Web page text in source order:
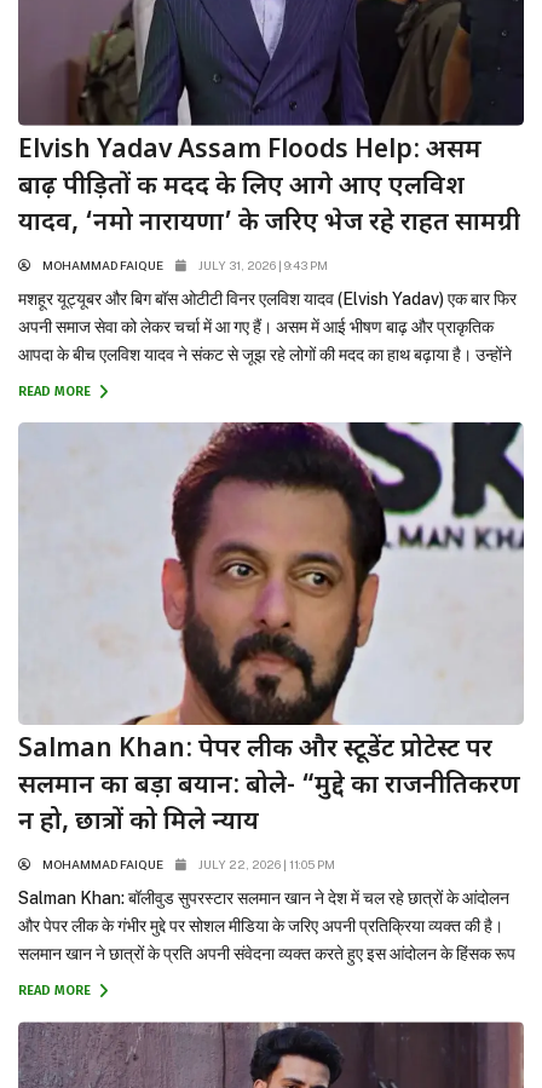
Elvish Yadav Assam Floods Help: असम
बाढ़ पीड़ितों की मदद के लिए आगे आए एलविश
यादव, ‘नमो नारायणा’ के जरिए भेज रहे राहत सामग्री
MOHAMMAD FAIQUE JULY 31, 2026 | 9:43 PM
मशहूर यूट्यूबर और बिग बॉस ओटीटी विनर एलविश यादव (Elvish Yadav) एक बार फिर
अपनी समाज सेवा को लेकर चर्चा में आ गए हैं। असम में आई भीषण बाढ़ और प्राकृतिक
आपदा के बीच एलविश यादव ने संकट से जूझ रहे लोगों की मदद का हाथ बढ़ाया है। उन्होंने
अपने आधिकारिक सोशल मीडिया हैंडल के...
READ MORE
Salman Khan: पेपर लीक और स्टूडेंट प्रोटेस्ट पर
सलमान का बड़ा बयान: बोले- “मुद्दे का राजनीतिकरण
न हो, छात्रों को मिले न्याय
MOHAMMAD FAIQUE JULY 22, 2026 | 11:05 PM
Salman Khan: बॉलीवुड सुपरस्टार सलमान खान ने देश में चल रहे छात्रों के आंदोलन
और पेपर लीक के गंभीर मुद्दे पर सोशल मीडिया के जरिए अपनी प्रतिक्रिया व्यक्त की है।
सलमान खान ने छात्रों के प्रति अपनी संवेदना व्यक्त करते हुए इस आंदोलन के हिंसक रूप
लेने पर दुख जताया है और छात्रों के साहस...
READ MORE